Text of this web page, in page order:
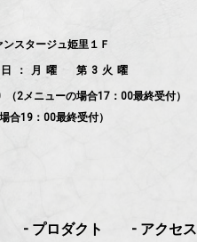
スタージュ姫里１Ｆ
：月曜 第3火曜
2メニューの場合17：00最終受付）
合19：00最終受付）
- プロダクト - アクセス